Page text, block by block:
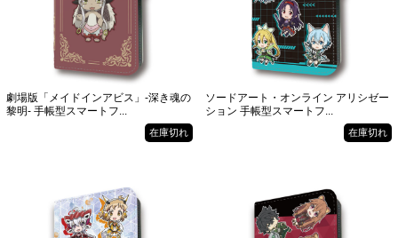
劇場版「メイドインアビス」-深き魂の
黎明- 手帳型スマートフ...
在庫切れ
ソードアート・オンライン アリシゼー
ション 手帳型スマートフ...
在庫切れ